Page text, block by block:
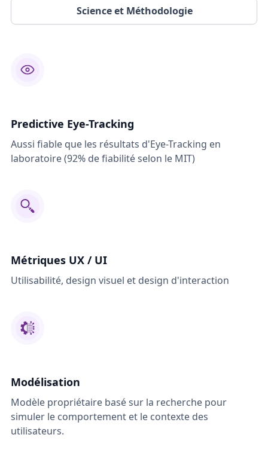
Science et Méthodologie
Predictive Eye-Tracking
Aussi fiable que les résultats d'Eye-Tracking en
laboratoire (92% de fiabilité selon le MIT)
Métriques UX / UI
Utilisabilité, design visuel et design d'interaction
Modélisation
Modèle propriétaire basé sur la recherche pour
simuler le comportement et le contexte des
utilisateurs.